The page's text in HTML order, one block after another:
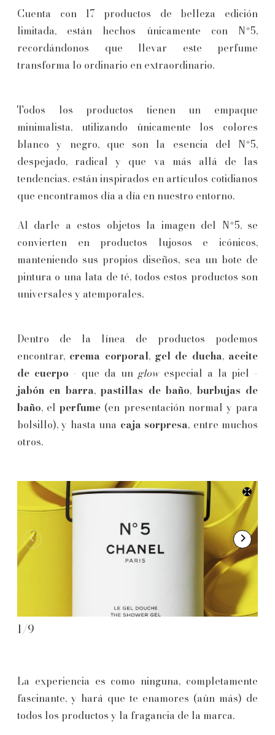
Cuenta con 17 productos de belleza edición
limitada, están hechos únicamente con Nº5,
recordándonos que llevar este perfume
transforma lo ordinario en extraordinario.
Todos los productos tienen un empaque
minimalista, utilizando únicamente los colores
blanco y negro, que son la esencia del Nº5,
despejado, radical y que va más allá de las
tendencias. están inspirados en artículos cotidianos
que encontramos día a día en nuestro entorno.
Al darle a estos objetos la imagen del Nº5, se
convierten en productos lujosos e icónicos,
manteniendo sus propios diseños, sea un bote de
pintura o una lata de té, todos estos productos son
universales y atemporales.
Dentro de la línea de productos podemos
encontrar, crema corporal, gel de ducha, aceite
de cuerpo - que da un glowespecial a la piel -
jabón en barra,pastillas de baño, burbujas de
baño, elperfume (en presentación normal y para
bolsillo), y hasta una caja sorpresa, entre muchos
otros.
1/9
La experiencia es como ninguna, completamente
fascinante, y hará que te enamores (aún más) de
todos los productos y la fragancia de la marca.